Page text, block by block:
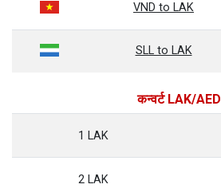
VND to LAK
SLL to LAK
कन्वर्ट LAK/AED
1 LAK
2 LAK